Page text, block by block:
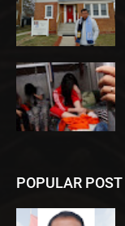
POPULAR POST